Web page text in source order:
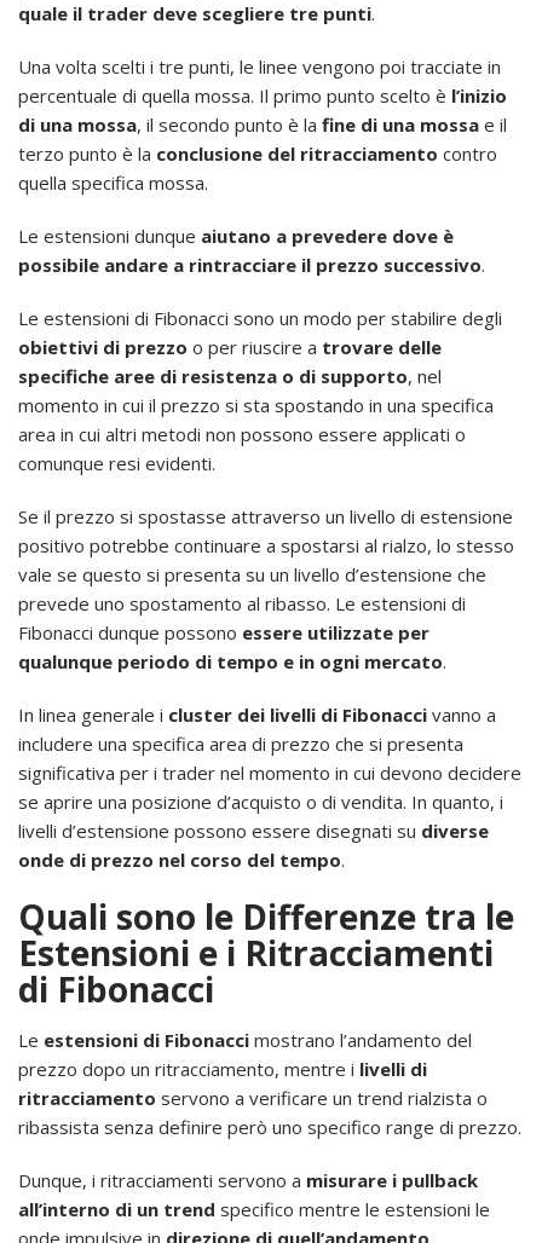
quale il trader deve scegliere tre punti.
Una volta scelti i tre punti, le linee vengono poi tracciate in
percentuale di quella mossa. Il primo punto scelto è l’inizio
di una mossa, il secondo punto è la fine di una mossa e il
terzo punto è la conclusione del ritracciamento contro
quella specifica mossa.
Le estensioni dunque aiutano a prevedere dove è
possibile andare a rintracciare il prezzo successivo.
Le estensioni di Fibonacci sono un modo per stabilire degli
obiettivi di prezzo o per riuscire a trovare delle
specifiche aree di resistenza o di supporto, nel
momento in cui il prezzo si sta spostando in una specifica
area in cui altri metodi non possono essere applicati o
comunque resi evidenti.
Se il prezzo si spostasse attraverso un livello di estensione
positivo potrebbe continuare a spostarsi al rialzo, lo stesso
vale se questo si presenta su un livello d’estensione che
prevede uno spostamento al ribasso. Le estensioni di
Fibonacci dunque possono essere utilizzate per
qualunque periodo di tempo e in ogni mercato.
In linea generale i cluster dei livelli di Fibonacci vanno a
includere una specifica area di prezzo che si presenta
significativa per i trader nel momento in cui devono decidere
se aprire una posizione d’acquisto o di vendita. In quanto, i
livelli d’estensione possono essere disegnati su diverse
onde di prezzo nel corso del tempo.
Quali sono le Differenze tra le
Estensioni e i Ritracciamenti
di Fibonacci
Le estensioni di Fibonacci mostrano l’andamento del
prezzo dopo un ritracciamento, mentre i livelli di
ritracciamento servono a verificare un trend rialzista o
ribassista senza definire però uno specifico range di prezzo.
Dunque, i ritracciamenti servono a misurare i pullback
all’interno di un trend specifico mentre le estensioni le